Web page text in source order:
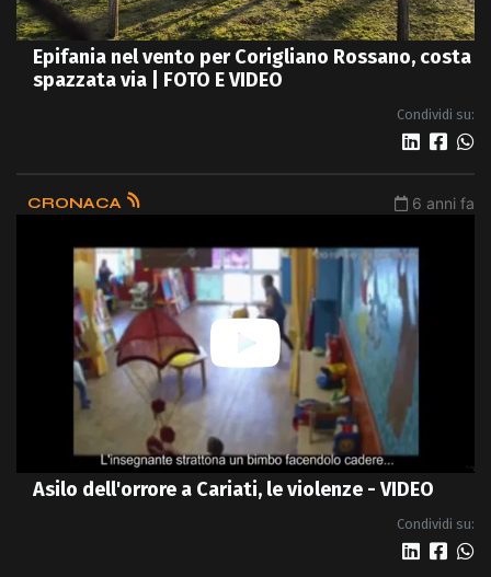
Epifania nel vento per Corigliano Rossano, costa
spazzata via | FOTO E VIDEO
Condividi su:
CRONACA 6 anni fa
Asilo dell'orrore a Cariati, le violenze - VIDEO
Condividi su: